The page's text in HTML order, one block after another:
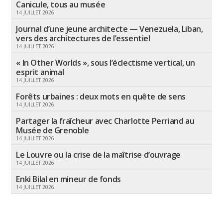
Canicule, tous au musée
14 JUILLET 2026
Journal d’une jeune architecte — Venezuela, Liban,
vers des architectures de l’essentiel
14 JUILLET 2026
« In Other Worlds », sous l’éclectisme vertical, un
esprit animal
14 JUILLET 2026
Forêts urbaines : deux mots en quête de sens
14 JUILLET 2026
Partager la fraîcheur avec Charlotte Perriand au
Musée de Grenoble
14 JUILLET 2026
Le Louvre ou la crise de la maîtrise d’ouvrage
14 JUILLET 2026
Enki Bilal en mineur de fonds
14 JUILLET 2026